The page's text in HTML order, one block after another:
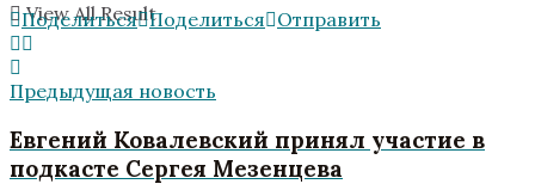
View All Result
Поделиться Поделиться Отправить
Предыдущая новость
Евгений Ковалевский принял участие в
подкасте Сергея Мезенцева